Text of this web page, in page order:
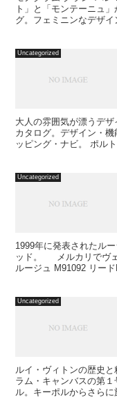
ト」と「モンテーニュ
グ。フェミニンなデザ
Uncategorized
大人の雰囲気が漂うデ
カタログ。デザイン・
ッピング・ナビ。 ポル
Uncategorized
1999年に発表されたル
ッド。 メルカリでヴェ
ルージュ M91092 リー
Uncategorized
ルイ・ヴィトンの歴史
ラム・キャンバスの第
ル。キーポルからさら